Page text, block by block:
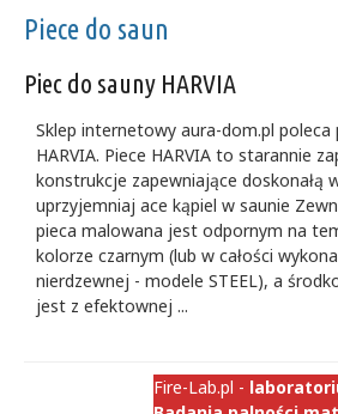
Piece do saun
Piec do sauny HARVIA
Sklep internetowy aura-dom.pl poleca
HARVIA. Piece HARVIA to starannie
konstrukcje zapewniające doskonałą
uprzyjemniaj ace kąpiel w saunie
pieca malowana jest odpornym na
kolorze czarnym (lub w całości
nierdzewnej - modele STEEL), a
jest z efektownej ...
Fire-Lab.pl -